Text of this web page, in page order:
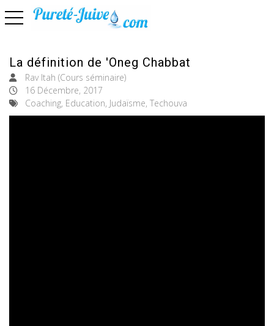
basculer la navigation
La définition de 'Oneg Chabbat
Rav Itah (Cours séminaire)
16 Décembre, 2017
Coaching, Education, Judaïsme, Techouva